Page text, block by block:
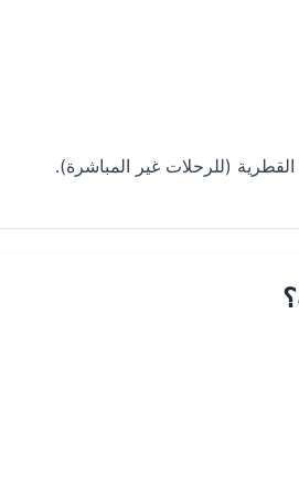
(للرحلات غير المباشرة).